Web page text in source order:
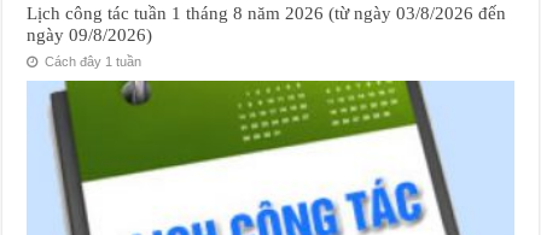
Lịch công tác tuần 1 tháng 8 năm 2026 (từ ngày 03/8/2026 đến
ngày 09/8/2026)
Cách đây 1 tuần